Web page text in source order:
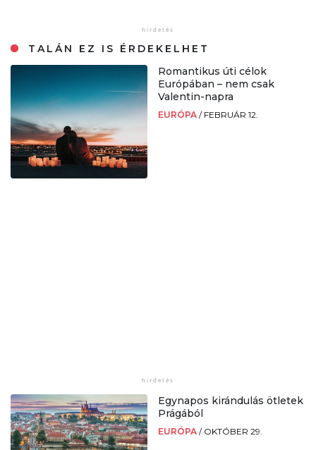
TALÁN EZ IS ÉRDEKELHET
Romantikus úti célok
Európában – nem csak
Valentin-napra
EURÓPA / FEBRUÁR 12.
Egynapos kirándulás ötletek
Prágából
EURÓPA / OKTÓBER 29.